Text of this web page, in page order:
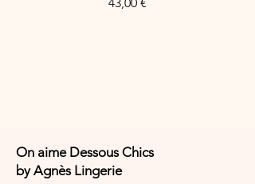
On aime Dessous Chics
by Agnès Lingerie